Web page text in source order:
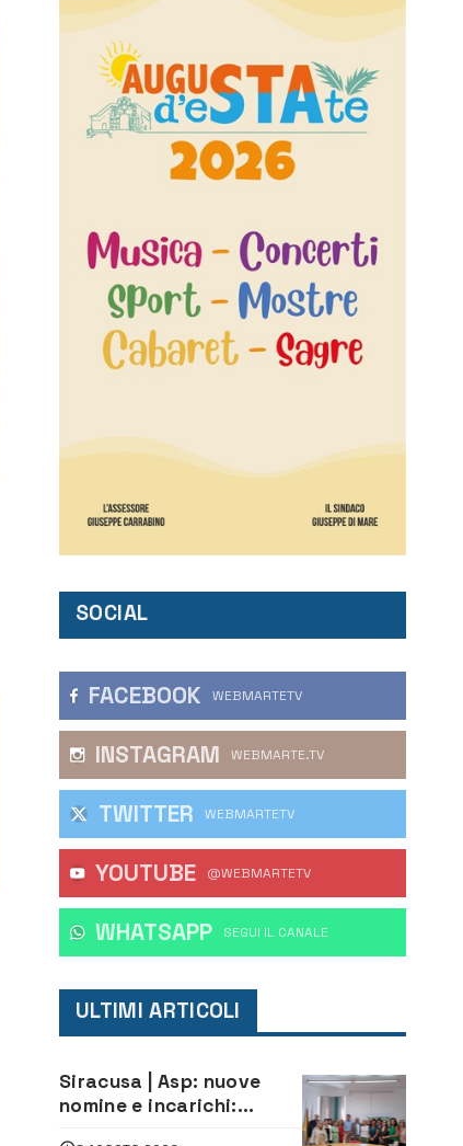
SOCIAL
FACEBOOK WEBMARTETV
INSTAGRAM WEBMARTE.TV
TWITTER WEBMARTETV
YOUTUBE @WEBMARTETV
WHATSAPP ‎SEGUI IL CANALE
ULTIMI ARTICOLI
Siracusa | Asp: nuove
nomine e incarichi: